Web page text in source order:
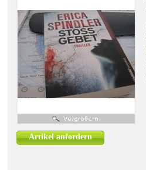
Artikel anfordern